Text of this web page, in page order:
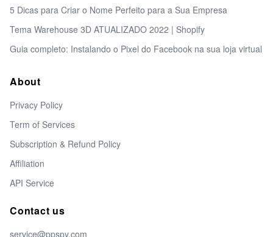
5 Dicas para Criar o Nome Perfeito para a Sua Empresa
Tema Warehouse 3D ATUALIZADO 2022 | Shopify
Guia completo: Instalando o Pixel do Facebook na sua loja virtual
About
Privacy Policy
Term of Services
Subscription & Refund Policy
Affiliation
API Service
Contact us
service@ppspy.com